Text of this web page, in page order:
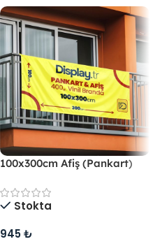
100x300cm Afiş (Pankart)
Stokta
945₺